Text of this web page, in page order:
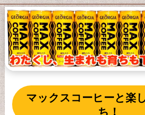
マックスコーヒーと楽
ち！